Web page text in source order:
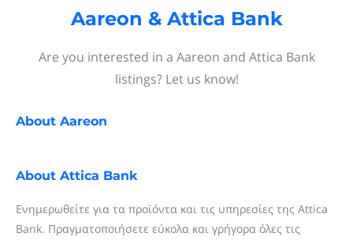
Aareon & Attica Bank
Are you interested in a Aareon and Attica Bank
listings? Let us know!
About Aareon
About Attica Bank
Ενημερωθείτε για τα προϊόντα και τις υπηρεσίες της Attica
Bank. Πραγματοποιήσετε εύκολα και γρήγορα όλες τις